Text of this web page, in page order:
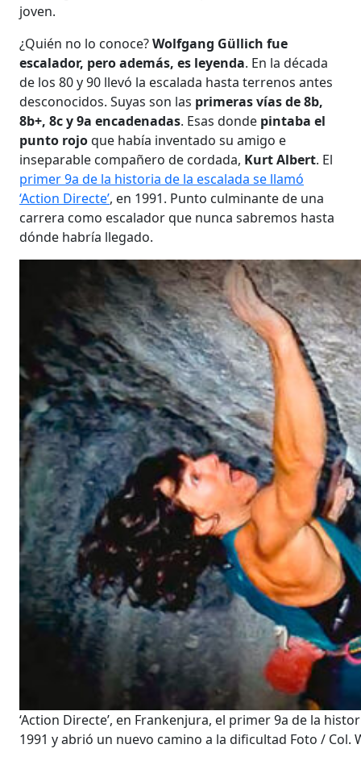
joven.
¿Quién no lo conoce?Wolfgang Güllich fue
escalador, pero además, es leyenda. En la década
de los 80 y 90 llevó la escalada hasta terrenos antes
desconocidos. Suyas son las primeras vías de 8b,
8b+, 8c y 9a encadenadas. Esas donde pintaba el
punto rojoque había inventado su amigo e
inseparable compañero de cordada, Kurt Albert. El
primer 9a de la historia de la escalada se llamó
‘Action Directe’, en 1991. Punto culminante de una
carrera como escalador que nunca sabremos hasta
dónde habría llegado.
‘Action Directe’, en Frankenjura, el primer 9a de la
1991 y abrió un nuevo camino a la dificultad Foto / Col.